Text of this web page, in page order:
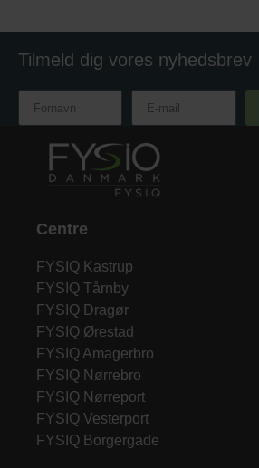
Tilmeld dig vores nyhedsbrev
Centre
FYSIQ Kastrup
FYSIQ Tårnby
FYSIQ Dragør
FYSIQ Ørestad
FYSIQ Amagerbro
FYSIQ Nørrebro
FYSIQ Nørreport
FYSIQ Vesterport
FYSIQ Borgergade